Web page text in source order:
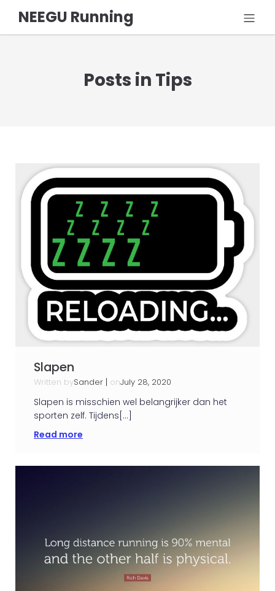
NEEGU Running
Posts in Tips
Slapen
Written bySander | onJuly 28, 2020
Slapen is misschien wel belangrijker dan het
sporten zelf. Tijdens[…]
Read more